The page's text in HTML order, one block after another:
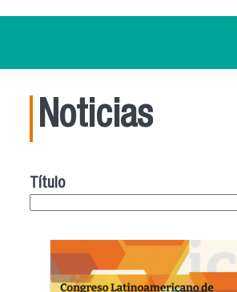
Noticias
Título